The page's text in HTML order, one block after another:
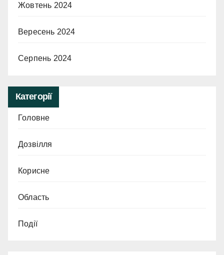
Жовтень 2024
Вересень 2024
Серпень 2024
Категорії
Головне
Дозвілля
Корисне
Область
Події